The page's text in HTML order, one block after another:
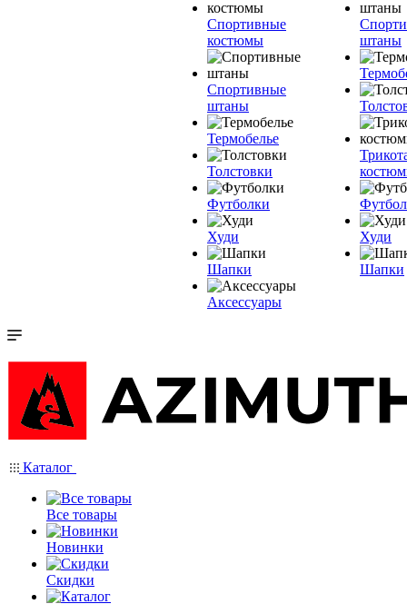
Спортивные
костюмы
Спортивные
штаны
Термобелье
Толстовки
Футболки
Худи
Шапки
Аксессуары
штаны
Худи
Шапки
Каталог
Все товары
Новинки
Скидки